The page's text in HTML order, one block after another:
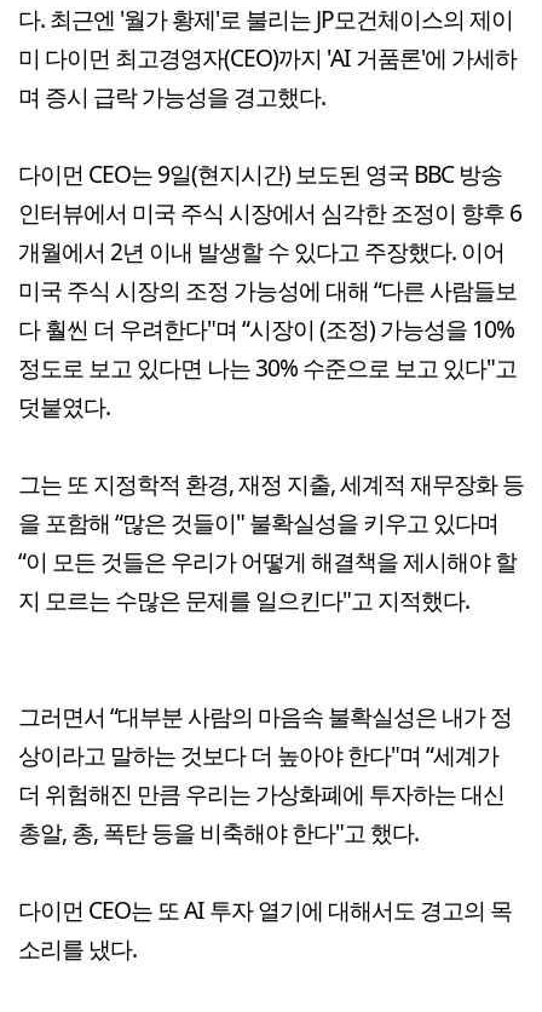
다. 최근엔 '월가 황제'로 불리는 JP모건체이스의 제이
미 다이먼 최고경영자(CEO)까지 'AI 거품론'에 가세하
며 증시 급락 가능성을 경고했다.
다이먼 CEO는 9일(현지시간) 보도된 영국 BBC 방송
인터뷰에서 미국 주식 시장에서 심각한 조정이 향후 6
개월에서 2년 이내 발생할 수 있다고 주장했다. 이어
미국 주식 시장의 조정 가능성에 대해 “다른 사람들보
다 훨씬 더 우려한다"며 “시장이 (조정) 가능성을 10%
정도로 보고 있다면 나는 30% 수준으로 보고 있다"고
덧붙였다.
그는 또 지정학적 환경, 재정 지출, 세계적 재무장화 등
을 포함해 “많은 것들이" 불확실성을 키우고 있다며
“이 모든 것들은 우리가 어떻게 해결책을 제시해야 할
지 모르는 수많은 문제를 일으킨다"고 지적했다.
그러면서 “대부분 사람의 마음속 불확실성은 내가 정
상이라고 말하는 것보다 더 높아야 한다"며 “세계가
더 위험해진 만큼 우리는 가상화폐에 투자하는 대신
총알, 총, 폭탄 등을 비축해야 한다"고 했다.
다이먼 CEO는 또 AI 투자 열기에 대해서도 경고의 목
소리를 냈다.